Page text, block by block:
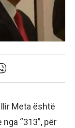
Ilir Meta është
“313”, për